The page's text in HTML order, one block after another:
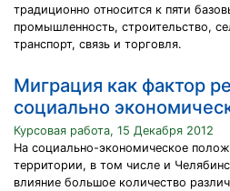
традиционно относится к пяти
промышленность, строительство,
транспорт, связь и торговля.
Миграция как фактор
социально
Курсовая работа, 15 Декабря 2012
На социально-экономическое
территории, в том числе и
влияние большое количество